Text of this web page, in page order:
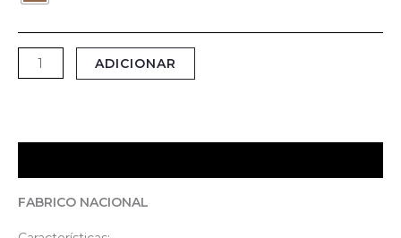
ADICIONAR
FABRICO NACIONAL